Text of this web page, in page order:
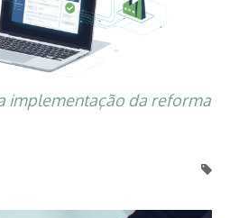
implementação da reforma